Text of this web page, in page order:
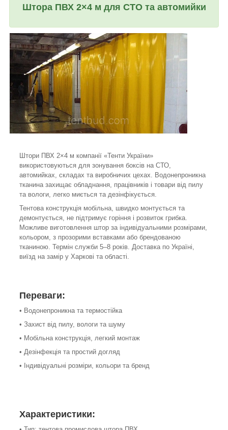
Штора ПВХ 2×4 м для СТО та автомийки
Штори ПВХ 2×4 м компанії «Тенти України»
використовуються для зонування боксів на СТО,
автомийках, складах та виробничих цехах. Водонепроникна
тканина захищає обладнання, працівників і товари від пилу
та вологи, легко миється та дезінфікується.
Тентова конструкція мобільна, швидко монтується та
демонтується, не підтримує горіння і розвиток грибка.
Можливе виготовлення штор за індивідуальними розмірами,
кольором, з прозорими вставками або брендованою
тканиною. Термін служби 5–8 років. Доставка по Україні,
виїзд на замір у Харкові та області.
Переваги:
• Водонепроникна та термостійка
• Захист від пилу, вологи та шуму
• Мобільна конструкція, легкий монтаж
• Дезінфекція та простий догляд
• Індивідуальні розміри, кольори та бренд
Характеристики: